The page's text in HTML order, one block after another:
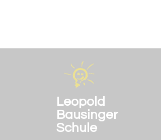
Leopold
Bausinger
Schule